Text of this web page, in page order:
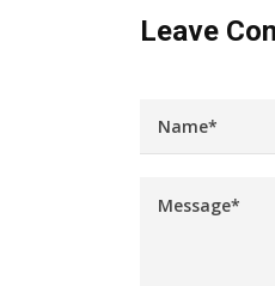
Leave